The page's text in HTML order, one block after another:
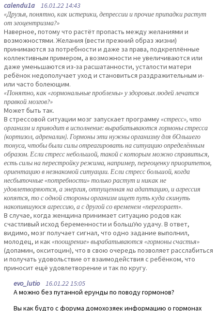
calendu1a 16.01.22 14:43
«Друзья, понятно, как истерики, депрессии и прочие припадки растут
от эгоцентризма?»
Наверное, потому что растёт пропасть между желаниями и
возможностями. Желания (вести прежний образ жизни)
принимаются за потребности и даже за права, подкреплённые
коллективным примером, а возможности не увеличиваются или
даже уменьшаются из-за расшатанности, усталости матери
ребёнок недополучает уход и становиться раздражительным и-
или часто болеющим.
«Понятно, как «гормональные проблемы» у здоровых людей лечатся
правкой мозгов?»
Может быть так.
В стрессовой ситуации мозг запускает программу«стресс», что
организм и приводит в исполнение: вырабатываются гормоны стресса
(кортизол, адреналин). Гормоны эти нужны организму для бОльшего
тонуса, чтобы были силы отреагировать на ситуацию определённым
образом. Если стресс небольшой, такой с которым можно справиться,
есть силы на перестройку режима, например, переоценку приоритетов,
ориентацию в незнакомой ситуации. Если стресс большой, когда
несбыточные «потребности» только растут и никак не
удовлетворяются, а энергия, отпущенная на адаптацию, и агрессия
копятся, то с одной стороны организм ищет путь куда скинуть
накопившуюся агрессию, а с другой со временем «перегорает».
В случае, когда женщина принимает ситуацию родов как
счастливый исход беременности и большУю удачу. В ответ,
видимо, мозг получает сигнал, что одно задание выполнил,
молодец, и как«поощрение» вырабатываются «гормоны счастья»
(допамин, окситоцин), что в свою очередь позволяет расслабиться
и получать удовольствие от взаимодействия с ребёнком, что
приносит ещё удовлетворение и так по кругу.
evo_lutio16.01.22 15:05
А можно без путанной ерунды по поводу гормонов?
Вы как будто с форума домохозяек информацию о гормонах